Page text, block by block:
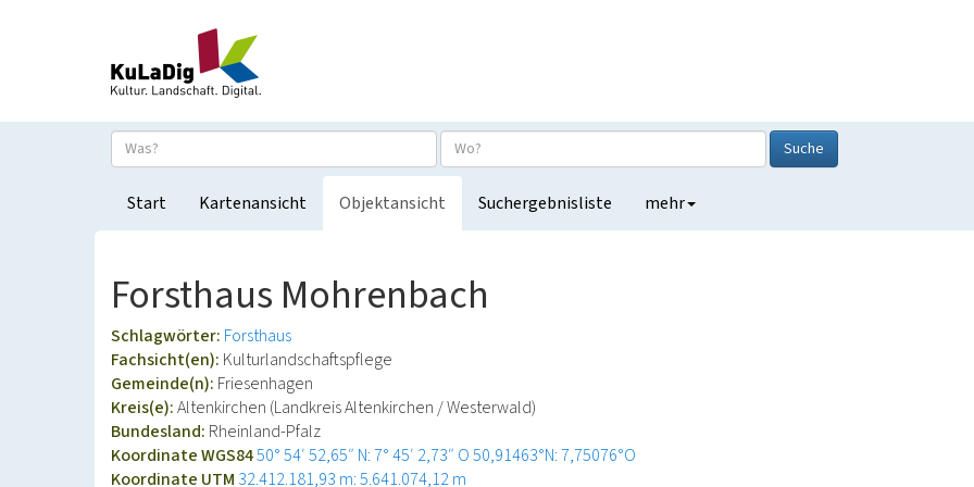
Suche
Start Kartenansicht Objektansicht Suchergebnisliste mehr
Forsthaus Mohrenbach
Schlagwörter: Forsthaus
Fachsicht(en): Kulturlandschaftspflege
Gemeinde(n): Friesenhagen
Kreis(e):Altenkirchen (Landkreis Altenkirchen / Westerwald)
Bundesland: Rheinland-Pfalz
Koordinate WGS8450° 54′ 52,65″ N: 7° 45′ 2,73″ O50,91463°N: 7,75076°O
Koordinate UTM 32.412.181,93 m: 5.641.074,12 m